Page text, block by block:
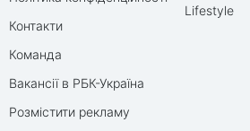
Контакти
Команда
Вакансії в РБК-Україна
Розмістити рекламу
Lifestyle